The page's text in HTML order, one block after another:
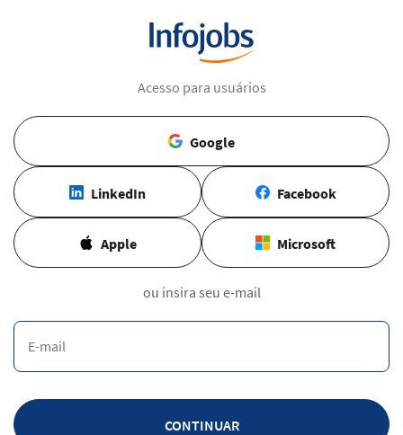
Acesso para usuários
Google
LinkedIn Facebook
Apple Microsoft
ou insira seu e-mail
CONTINUAR